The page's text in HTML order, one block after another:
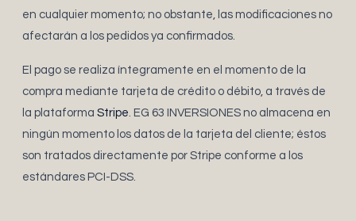
en cualquier momento; no obstante, las modificaciones no
afectarán a los pedidos ya confirmados.
El pago se realiza íntegramente en el momento de la
compra mediante tarjeta de crédito o débito, a través de
la plataforma Stripe. EG 63 INVERSIONES no almacena en
ningún momento los datos de la tarjeta del cliente; éstos
son tratados directamente por Stripe conforme a los
estándares PCI-DSS.